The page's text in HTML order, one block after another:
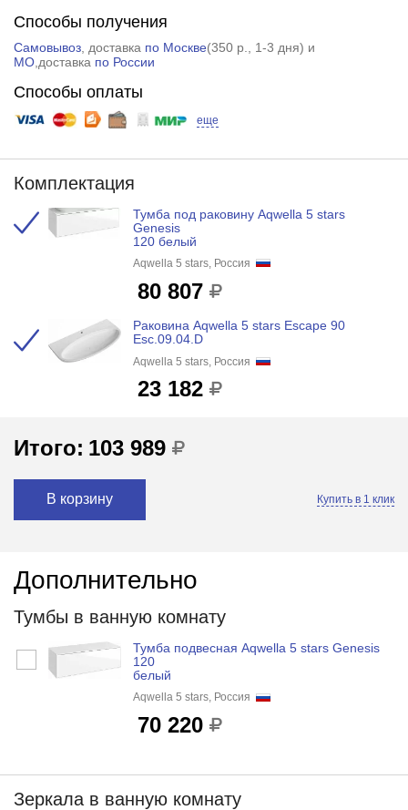
Способы получения
Самовывоз, доставка по Москве(350 р.
, 1-3 дня) и
МО,доставка по России
Способы оплаты
еще
Комплектация
Тумба под раковину Aqwella 5 stars
Genesis
120 белый
Aqwella 5 stars, Россия
80 807
Раковина Aqwella 5 stars Escape 90
Esc.09.04.D
Aqwella 5 stars, Россия
23 182
Итого: 103 989
В корзину Купить в 1 клик
Дополнительно
Тумбы в ванную комнату
Тумба подвесная Aqwella 5 stars Genesis
120
белый
Aqwella 5 stars, Россия
70 220
Зеркала в ванную комнату